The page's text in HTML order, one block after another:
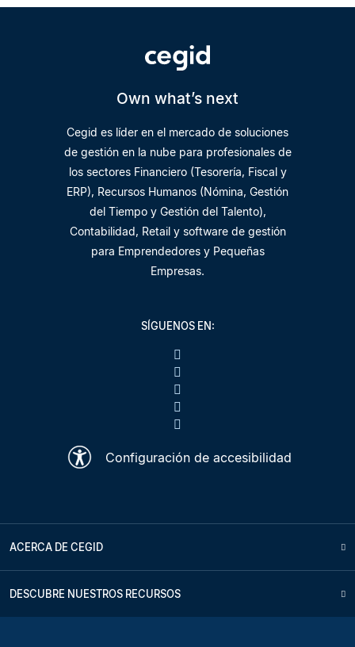
Own what’s next
Cegid es líder en el mercado de soluciones
de gestión en la nube para profesionales de
los sectores Financiero (Tesorería, Fiscal y
ERP), Recursos Humanos (Nómina, Gestión
del Tiempo y Gestión del Talento),
Contabilidad, Retail y software de gestión
para Emprendedores y Pequeñas
Empresas.
SÍGUENOS EN:
Configuración de accesibilidad
ACERCA DE CEGID
DESCUBRE NUESTROS RECURSOS